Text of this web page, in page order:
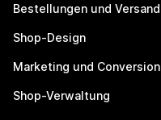
Bestellungen und Versand
Shop-Design
Marketing und Conversion
Shop-Verwaltung